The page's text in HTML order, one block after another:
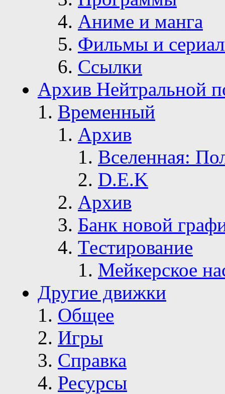
Аниме и манга
Фильмы и
Ссылки
Архив Нейтральной
Временный
Архив
Вселенная:
D.E.K
Архив
Банк новой
Тестирование
Мейкерское
Другие движки
Общее
Игры
Справка
Ресурсы